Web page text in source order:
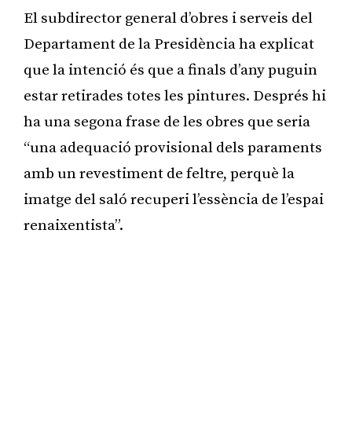
El subdirector general d’obres i serveis del
Departament de la Presidència ha explicat
que la intenció és que a finals d’any puguin
estar retirades totes les pintures. Després hi
ha una segona frase de les obres que seria
“una adequació provisional dels paraments
amb un revestiment de feltre, perquè la
imatge del saló recuperi l’essència de l’espai
renaixentista”.